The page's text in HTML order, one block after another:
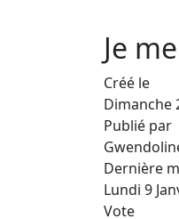
Je
Créé le
Dimanche
Publié par
Dernière
Lundi 9
Vote